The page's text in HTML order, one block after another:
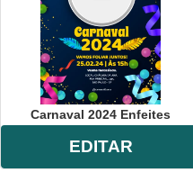
Carnaval 2024 Enfeites
EDITAR